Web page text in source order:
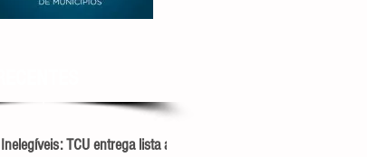
Inelegíveis: TCU entrega lista ao